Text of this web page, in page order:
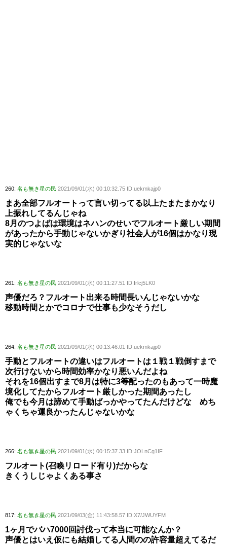
260: 名も無き星の民 2021/09/01(水) 00:10:32.75 ID:uekmkajp0
まあ全部フルオートって言い切ってる以上たまたまかなり
上振れしてるんじゃね
8月のつよばは環境はネハンのせいでフルオート厳しい期間
があったから手動じゃないかぎり社会人が16個はかなり現
実的じゃないな
261: 名も無き星の民 2021/09/01(水) 00:11:27.51 ID:Irlcj5LK0
声優だろ？フルオート出来る時間長いんじゃないかな
移動時間とかでコロナで仕事も少なそうだし
264: 名も無き星の民 2021/09/01(水) 00:13:46.01 ID:uekmkajp0
手動とフルオートの違いはフルオートは１戦１戦倒すまで
次行けないから時間効率かなり悪いんだよね
それを16個出すまで8月は特に3等配ったのもあって一時魔
境化してたからフルオート厳しかった期間あったし
俺でも今月は諦めて手動ばっかやってたんだけどな めち
ゃくちゃ運良かったんじゃないかな
266: 名も無き星の民 2021/09/01(水) 00:15:37.33 ID:JOLnCg1IF
フルオート(召喚リロード有り)だからな
きくうしじゃよくある事さ
817: 名も無き星の民 2021/09/03(金) 11:43:58.57 ID:X7/JWUYFM
1ヶ月でバハ7000回討伐って本当に可能なんか？
声優とはいえ仮にも結婚してる人間のの許容量超えてるだ